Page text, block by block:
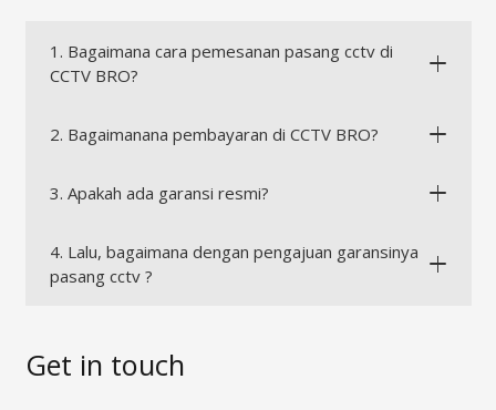
1. Bagaimana cara pemesanan pasang cctv di
CCTV BRO?
2. Bagaimanana pembayaran di CCTV BRO?
3. Apakah ada garansi resmi?
4. Lalu, bagaimana dengan pengajuan garansinya
pasang cctv ?
Get in touch